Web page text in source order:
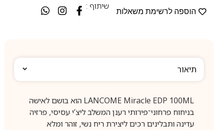
הוספה לרשימת משאלות
שיתוף :
תיאור
LANCOME Miracle EDP 100ML הוא בושם לאישה
בניחוח פרחוני־פירותי רענן המשלב ליצ’י עסיסי, פרזיה
עדינה ותבלינים רכים ליצירת ריח נשי, זוהר ומלא